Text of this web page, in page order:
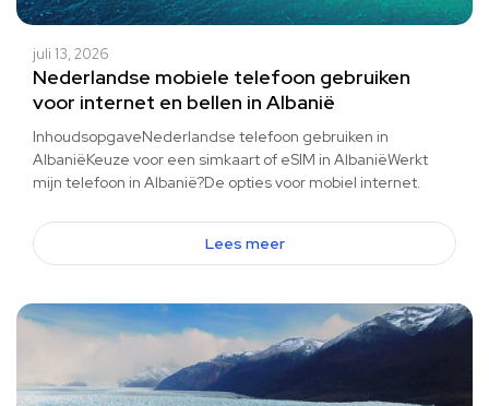
juli 13, 2026
Nederlandse mobiele telefoon gebruiken
voor internet en bellen in Albanië
InhoudsopgaveNederlandse telefoon gebruiken in
AlbaniëKeuze voor een simkaart of eSIM in AlbaniëWerkt
mijn telefoon in Albanië?De opties voor mobiel internet.
Lees meer